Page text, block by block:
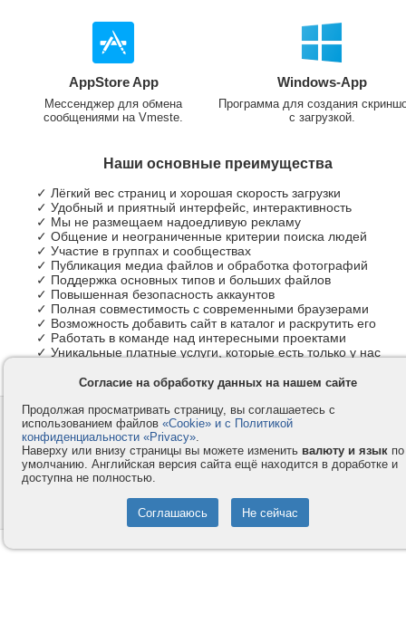
AppStore App
Мессенджер для обмена
сообщениями на Vmeste.
Windows-App
Программа для создания
с загрузкой.
Наши основные преимущества
✓ Лёгкий вес страниц и хорошая скорость загрузки
✓ Удобный и приятный интерфейс, интерактивность
✓ Мы не размещаем надоедливую рекламу
✓ Общение и неограниченные критерии поиска людей
✓ Участие в группах и сообществах
✓ Публикация медиа файлов и обработка фотографий
✓ Поддержка основных типов и больших файлов
✓ Повышенная безопасность аккаунтов
✓ Полная совместимость с современными браузерами
✓ Возможность добавить сайт в каталог и раскрутить его
✓ Работать в команде над интересными проектами
✓ Уникальные платные услуги, которые есть только у нас
Контакты
Компания
Privacy и Cookie
Услуги
Как оплатить
Помощь
© 2008-2026
- Все права защищены.
Согласие на обработку данных на нашем сайте
Продолжая просматривать страницу, вы соглашаетесь с
использованием файлов «Cookie» и с Политикой
конфиденциальности «Privacy».
Наверху или внизу страницы вы можете изменить валюту и язык по
умолчанию. Английская версия сайта ещё находится в доработке и
доступна не полностью.